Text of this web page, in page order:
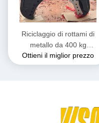
Riciclaggio di rottami di
metallo da 400 kg
Personalizzata Potente
macchina a taglio idraulica
Ottieni il miglior prezzo